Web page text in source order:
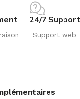
24/7 Support
Support web